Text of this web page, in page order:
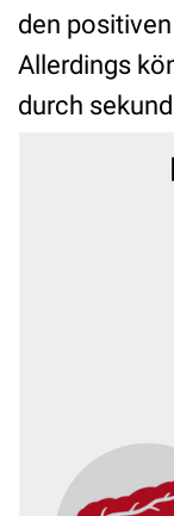
den
Allerdings
durch